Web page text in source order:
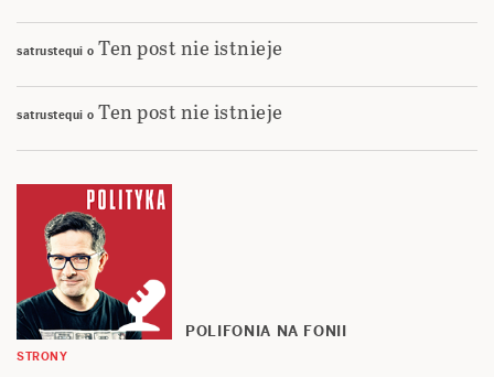
satrustequi o Ten post nie istnieje
satrustequi o Ten post nie istnieje
POLIFONIA NA FONII
STRONY